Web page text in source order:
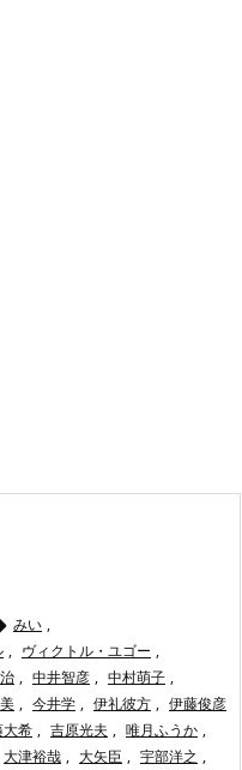
みい ,
, ヴィクトル・ユゴー ,
, 中井智彦 , 中村萌子 ,
, 今井学 , 伊礼彼方 , 伊藤俊彦
大希 , 吉原光夫 , 唯月ふうか ,
大津裕哉 , 大矢臣 , 宇部洋之 ,